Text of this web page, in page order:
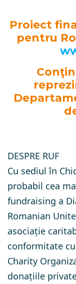
Proiect
pentru
DESPRE RUF
Cu sediul în
probabil cea
fundraising a
Romanian
asociație
conformitate
Charity
donațiile